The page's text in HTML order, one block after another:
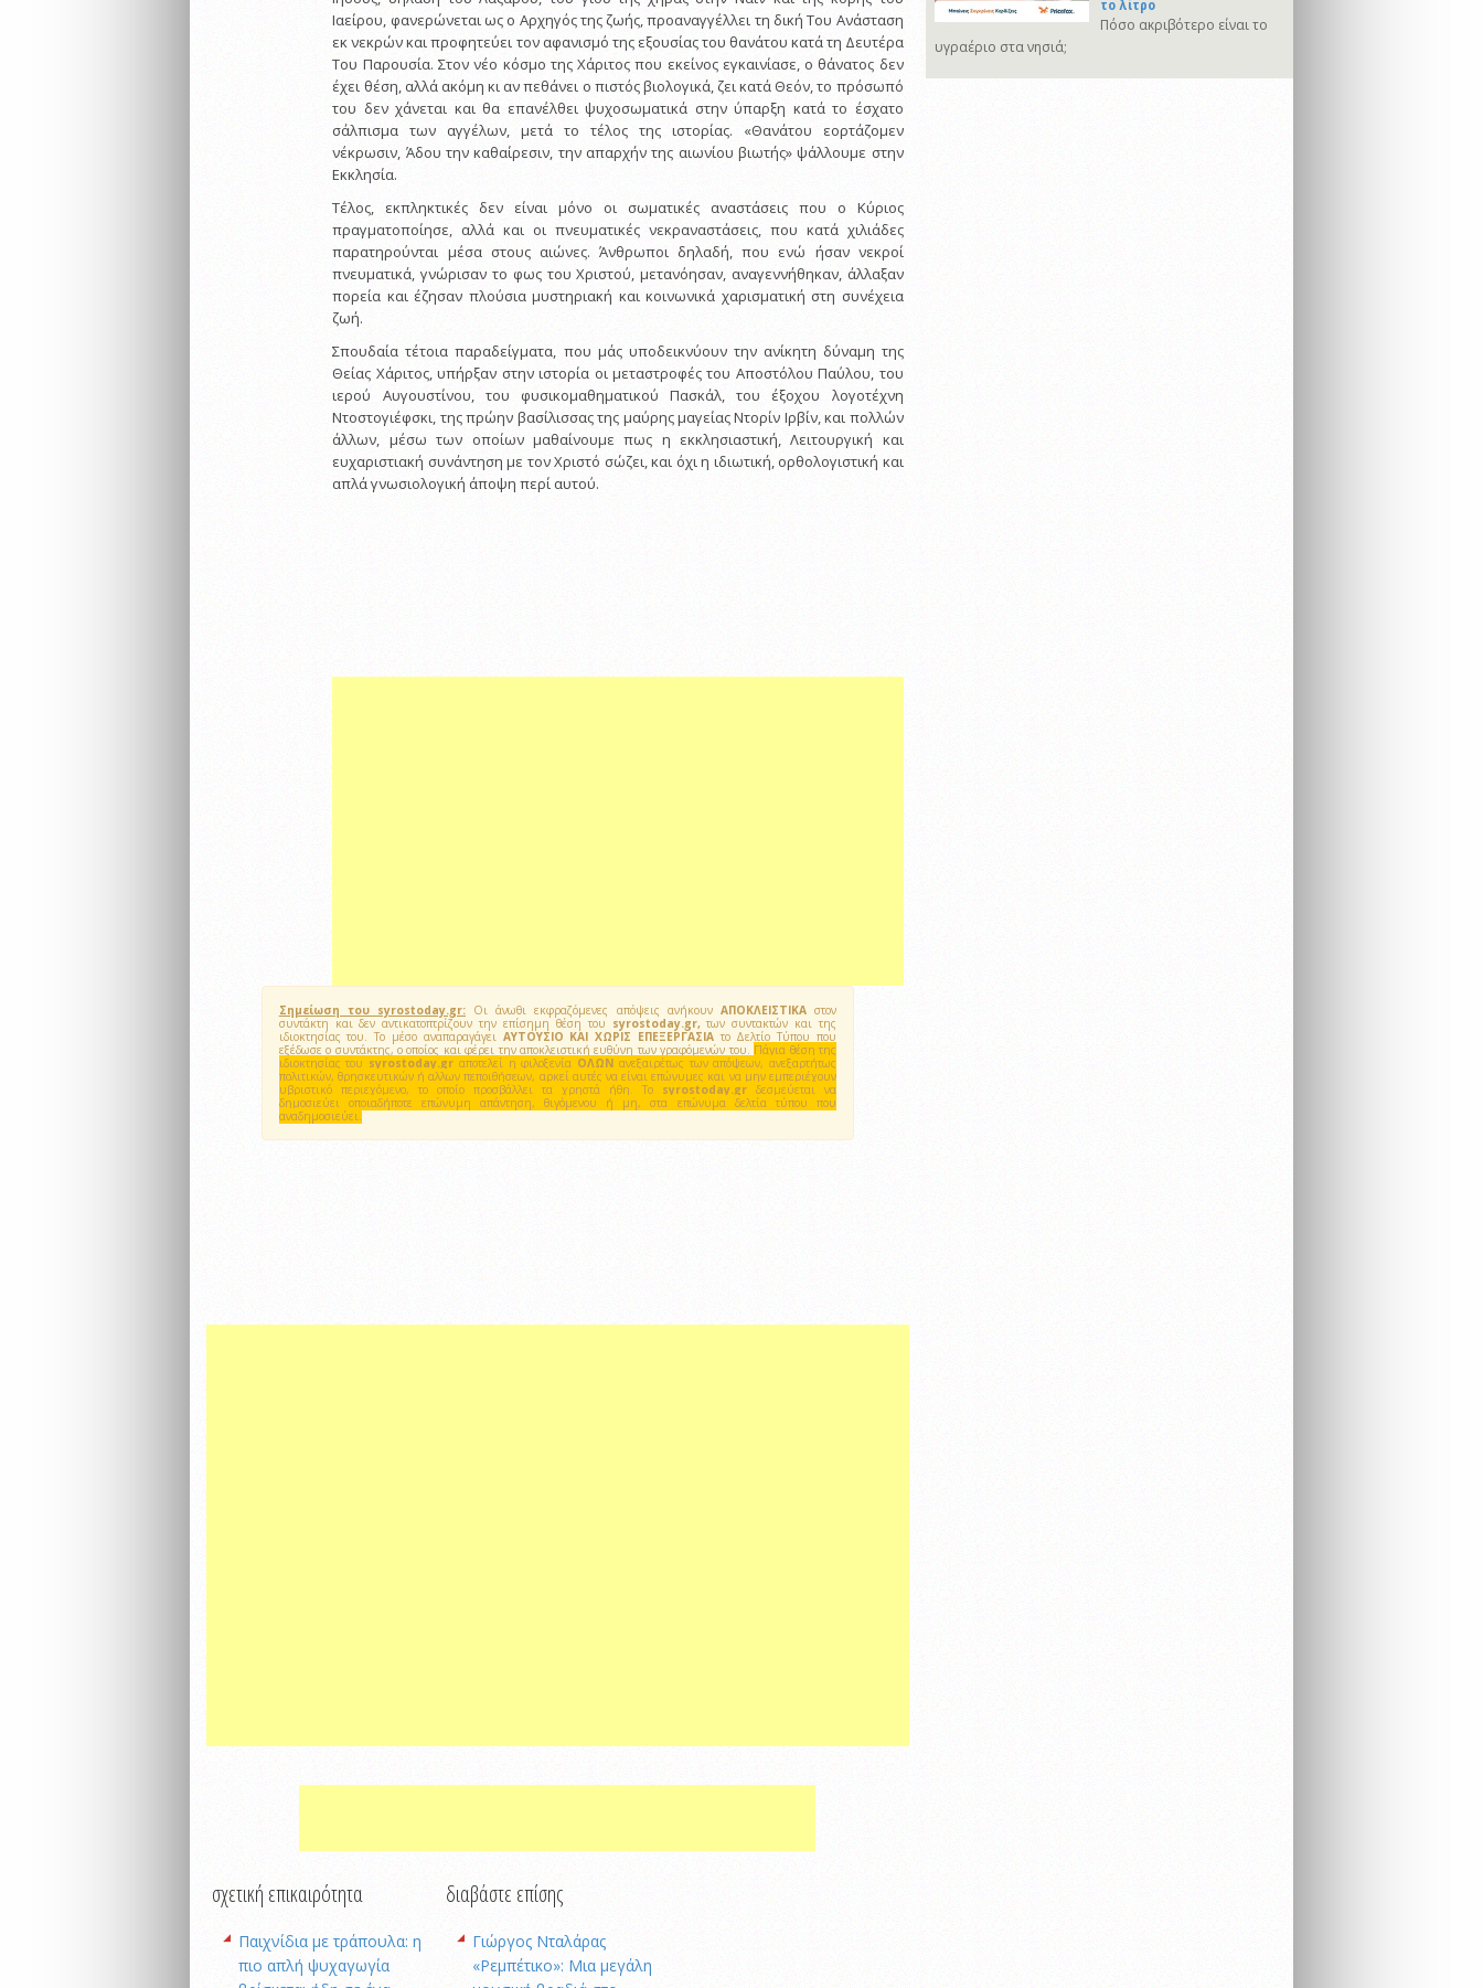
Ιαείρου, φανερώνεται ως ο Αρχηγός της ζωής, προαναγγέλλει τη δική Του Ανάσταση
εκ νεκρών και προφητεύει τον αφανισμό της εξουσίας του θανάτου κατά τη Δευτέρα
Του Παρουσία. Στον νέο κόσμο της Χάριτος που εκείνος εγκαινίασε, ο θάνατος δεν
έχει θέση, αλλά ακόμη κι αν πεθάνει ο πιστός βιολογικά, ζει κατά Θεόν, το πρόσωπό
του δεν χάνεται και θα επανέλθει ψυχοσωματικά στην ύπαρξη κατά το έσχατο
σάλπισμα των αγγέλων, μετά το τέλος της ιστορίας. «Θανάτου εορτάζομεν
νέκρωσιν, Άδου την καθαίρεσιν, την απαρχήν της αιωνίου βιωτής» ψάλλουμε στην
Εκκλησία.
Τέλος, εκπληκτικές δεν είναι μόνο οι σωματικές αναστάσεις που ο Κύριος
πραγματοποίησε, αλλά και οι πνευματικές νεκραναστάσεις, που κατά χιλιάδες
παρατηρούνται μέσα στους αιώνες. Άνθρωποι δηλαδή, που ενώ ήσαν νεκροί
πνευματικά, γνώρισαν το φως του Χριστού, μετανόησαν, αναγεννήθηκαν, άλλαξαν
πορεία και έζησαν πλούσια μυστηριακή και κοινωνικά χαρισματική στη συνέχεια
ζωή.
Σπουδαία τέτοια παραδείγματα, που μάς υποδεικνύουν την ανίκητη δύναμη της
Θείας Χάριτος, υπήρξαν στην ιστορία οι μεταστροφές του Αποστόλου Παύλου, του
ιερού Αυγουστίνου, του φυσικομαθηματικού Πασκάλ, του έξοχου λογοτέχνη
Ντοστογιέφσκι, της πρώην βασίλισσας της μαύρης μαγείας Ντορίν Ιρβίν, και πολλών
άλλων, μέσω των οποίων μαθαίνουμε πως η εκκλησιαστική, Λειτουργική και
ευχαριστιακή συνάντηση με τον Χριστό σώζει, και όχι η ιδιωτική, ορθολογιστική και
απλά γνωσιολογική άποψη περί αυτού.
Σημείωση του syrostoday.gr: Οι άνωθι εκφραζόμενες απόψεις ανήκουν ΑΠΟΚΛΕΙΣΤΙΚΑ στον
συντάκτη και δεν αντικατοπτρίζουν την επίσημη θέση του syrostoday.gr,των συντακτών και της
ιδιοκτησίας του. Το μέσο αναπαραγάγει ΑΥΤΟΥΣΙΟ ΚΑΙ ΧΩΡΙΣ ΕΠΕΞΕΡΓΑΣΙΑτο Δελτίο Τύπου που
εξέδωσε ο συντάκτης, ο οποίος και φέρει την αποκλειστική ευθύνη των γραφόμενών του. Πάγια θέση της
ιδιοκτησίας του syrostoday.gr αποτελεί η φιλοξενία ΟΛΩΝ ανεξαιρέτως των απόψεων, ανεξαρτήτως
πολιτικών, θρησκευτικών ή αλλων πεποιθήσεων, αρκεί αυτές να είναι επώνυμες και να μην εμπεριέχουν
υβριστικό περιεχόμενο, το οποίο προσβάλλει τα χρηστά ήθη. Το syrostoday.gr δεσμεύεται να
δημοσιεύει οποιαδήποτε επώνυμη απάντηση, θιγόμενου ή μη, στα επώνυμα δελτία τύπου που
αναδημοσιεύει.
σχετική επικαιρότητα
Παιχνίδια με τράπουλα: η
πιο απλή ψυχαγωγία
διαβάστε επίσης
Γιώργος Νταλάρας
«Ρεμπέτικο»: Μια μεγάλη
το λίτρο
Πόσο ακριβότερο είναι το
υγραέριο στα νησιά;